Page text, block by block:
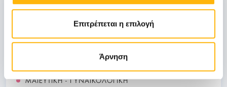
Επιτρέπεται η επιλογή
Άρνηση
03
Ιουλίου
ΜΑΙΕΥΤΙΚΗ - ΓΥΝΑΙΚΟΛΟΓΙΚΗ